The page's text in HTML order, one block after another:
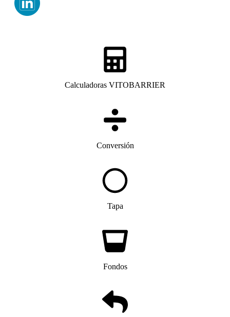
Calculadoras VITOBARRIER
Conversión
Tapa
Fondos